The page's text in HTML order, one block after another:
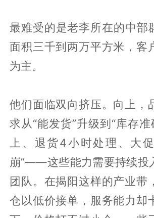
最难受的是老李所在的中
面积三千到两万平方米，客
为主。
他们面临双向挤压。向上，
求从“能发货”升级到“库存
上、退货4小时处理、大
崩”——这些能力需要持续投
团队。在揭阳这样的产业带
仓以低价接单，服务能力却